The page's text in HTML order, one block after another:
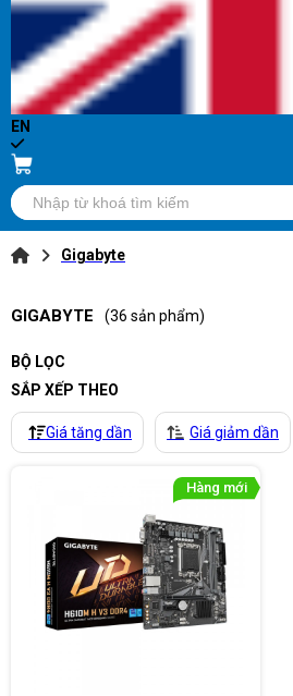
EN
Gigabyte
GIGABYTE (36 sản phẩm)
BỘ LỌC
SẮP XẾP THEO
Giá tăng dần Giá giảm dần